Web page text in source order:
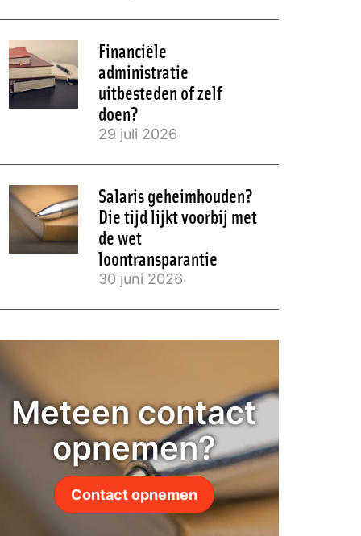
Financiële
administratie
uitbesteden of zelf
doen?
29 juli 2026
Salaris geheimhouden?
Die tijd lijkt voorbij met
de wet
loontransparantie
30 juni 2026
Meteen contact
opnemen?
Contact opnemen